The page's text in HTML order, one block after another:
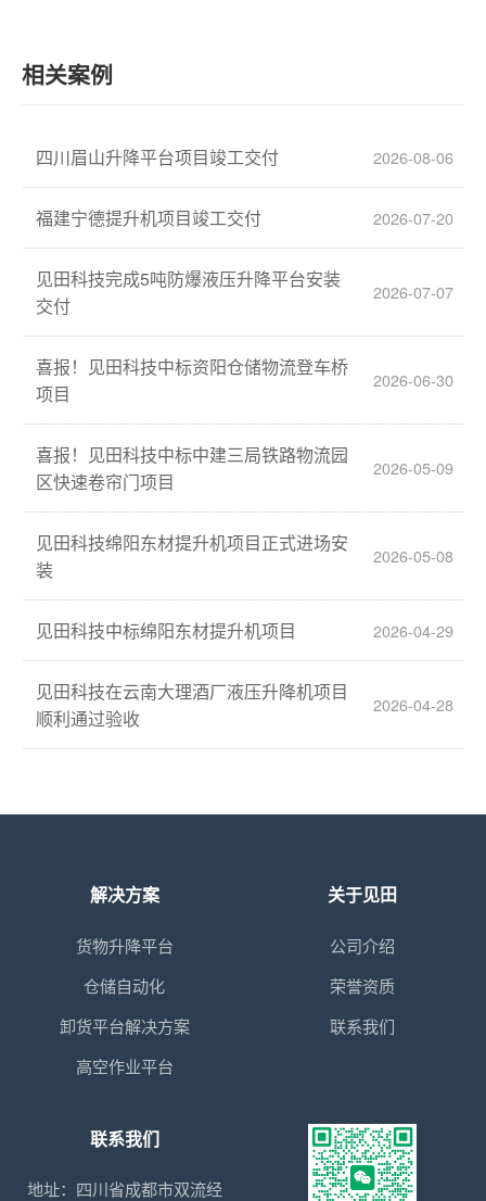
相关案例
四川眉山升降平台项目竣工交付 2026-08-06
福建宁德提升机项目竣工交付 2026-07-20
见田科技完成5吨防爆液压升降平台安装
交付
2026-07-07
喜报！见田科技中标资阳仓储物流登车桥
项目
2026-06-30
喜报！见田科技中标中建三局铁路物流园
区快速卷帘门项目
2026-05-09
见田科技绵阳东材提升机项目正式进场安
装
2026-05-08
见田科技中标绵阳东材提升机项目 2026-04-29
见田科技在云南大理酒厂液压升降机项目
顺利通过验收
2026-04-28
解决方案
货物升降平台
仓储自动化
卸货平台解决方案
高空作业平台
关于见田
公司介绍
荣誉资质
联系我们
联系我们
地址：四川省成都市双流经